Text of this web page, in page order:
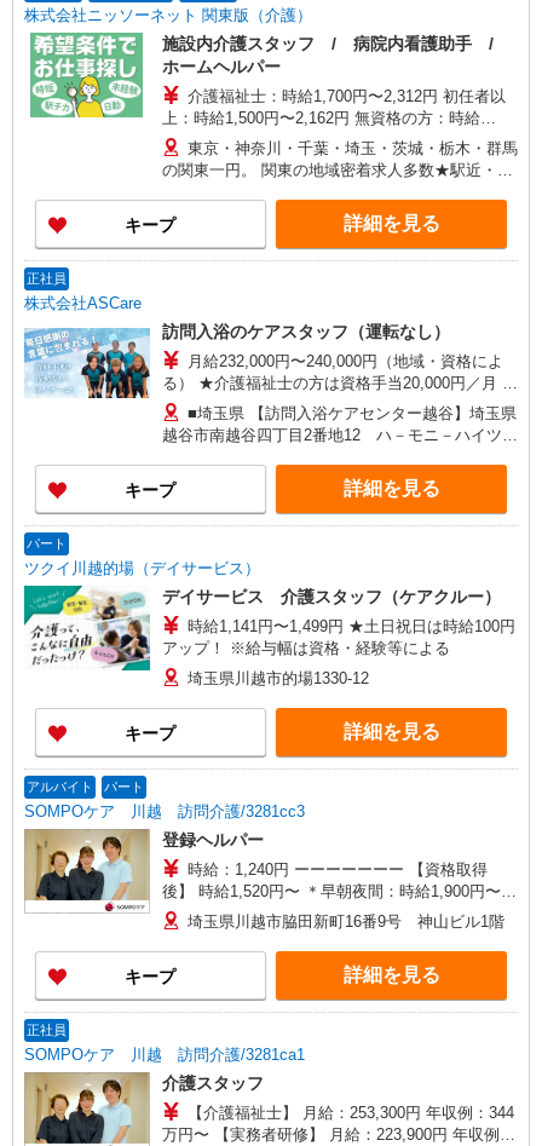
株式会社ニッソーネット 関東版（介護）
施設内介護スタッフ / 病院内看護助手 /
ホームヘルパー
介護福祉士：時給1,700円〜2,312円 初任者以
上：時給1,500円〜2,162円 無資格の方：時給
1,350円〜1,925円 ※給与幅は勤務先による +交通
費、諸手当（勤務先による） +0円で介護資格が取
れる （別途規定） ★給与日払い制度あり！
東京・神奈川・千葉・埼玉・茨城・栃木・群馬
の関東一円。 関東の地域密着求人多数★駅近・家
キープ 詳細を見る
正社員
株式会社ASCare
訪問入浴のケアスタッフ（運転なし）
月給232,000円〜240,000円（地域・資格によ
る） ★介護福祉士の方は資格手当20,000円／月 別
途交通費支給（30,000円上限／月） 別途残業手当
（月平均残業時間15時間）残業代全額支給
■埼玉県 【訪問入浴ケアセンター越谷】埼玉県
越谷市南越谷四丁目2番地12 ハ－モニ－ハイツ第
丁目4番地1 高橋店舗 【在宅介護センター川越】
埼玉県川越市富士見町9番地2 サンホワイト富士
見101号室 【在宅介護センター戸田】埼玉県戸田
センター加須】埼玉県加須市花崎一丁目23番地10
■群馬県 【在宅介護センター伊勢崎】群馬県伊勢
崎市太田町557番地4 アークヒル101号室
キープ 詳細を見る
パート
ツクイ川越的場（デイサービス）
デイサービス 介護スタッフ（ケアクルー）
時給1,141円〜1,499円 ★土日祝日は時給100円
アップ！ ※給与幅は資格・経験等による
埼玉県川越市的場1330-12
キープ 詳細を見る
アルバイト パート
SOMPOケア 川越 訪問介護/3281cc3
登録ヘルパー
時給：1,240円 ーーーーーーー 【資格取得
後】 時給1,520円〜 ＊早朝夜間：時給1,900円〜
＊日曜祝日：時給1,820円〜 ーーーーーーー
埼玉県川越市脇田新町16番9号 神山ビル1階
キープ 詳細を見る
正社員
SOMPOケア 川越 訪問介護/3281ca1
介護スタッフ
【介護福祉士】 月給：253,300円 年収例：344
万円〜 【実務者研修】 月給：223,900円 年収例：